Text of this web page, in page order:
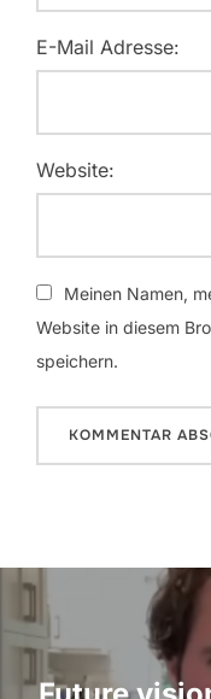
E-Mail Adresse:
Website:
Meinen Namen,
Website in diesem
speichern.
Beitrags-
Navigation